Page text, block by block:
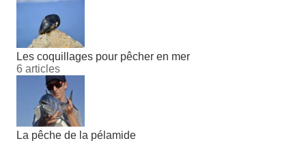
Les coquillages pour pêcher en mer
6 articles
La pêche de la pélamide